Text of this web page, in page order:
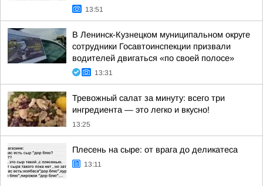
13:51
В Ленинск-Кузнецком муниципальном округе
сотрудники Госавтоинспекции призвали
водителей двигаться «по своей полосе»
13:31
Тревожный салат за минуту: всего три
ингредиента — это легко и вкусно!
13:25
Плесень на сыре: от врага до деликатеса
13:11